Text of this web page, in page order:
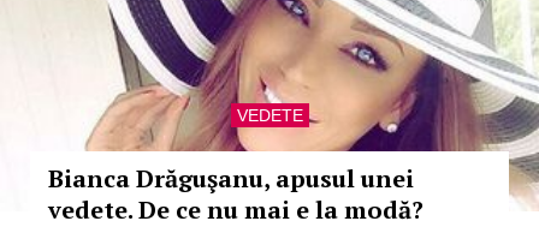
VEDETE
Bianca Drăguşanu, apusul unei
vedete. De ce nu mai e la modă?